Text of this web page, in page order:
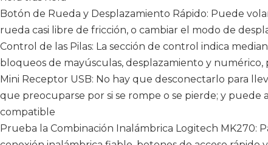
Botón de Rueda y Desplazamiento Rápido: Puede
rueda casi libre de fricción, o cambiar el modo de
Control de las Pilas: La sección de control indica
bloqueos de mayúsculas, desplazamiento y numérico,
Mini Receptor USB: No hay que desconectarlo para
que preocuparse por si se rompe o se pierde; y
compatible
Prueba la Combinación Inalámbrica Logitech MK270: